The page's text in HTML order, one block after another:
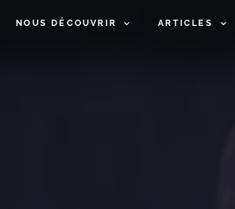
NOUS DÉCOUVRIR ARTICLES